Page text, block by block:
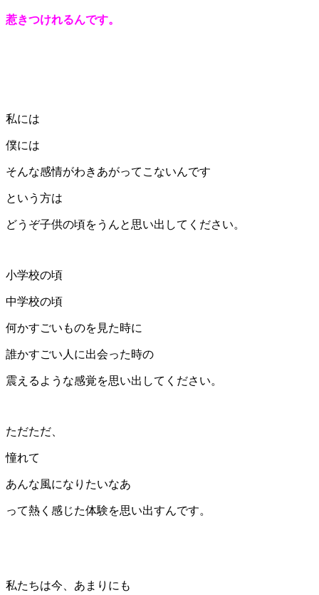
惹きつけれるんです。
私には
僕には
そんな感情がわきあがってこないんです
という方は
どうぞ子供の頃をうんと思い出してください。
小学校の頃
中学校の頃
何かすごいものを見た時に
誰かすごい人に出会った時の
震えるような感覚を思い出してください。
ただただ、
憧れて
あんな風になりたいなあ
って熱く感じた体験を思い出すんです。
私たちは今、あまりにも